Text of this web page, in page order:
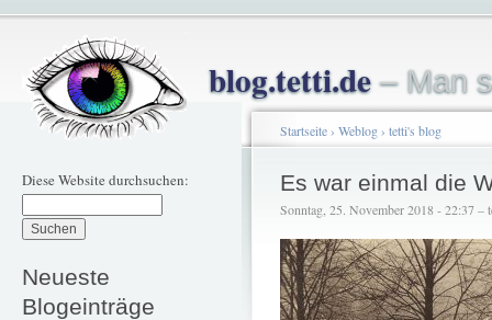
blog.tetti.de– Man
Diese Website durchsuchen:
Neueste
Blogeinträge
Startseite› Weblog› tetti's blog
Es war einmal die
Sonntag, 25. November 2018 - 22:37 –